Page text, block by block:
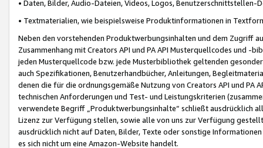
• Daten, Bilder, Audio-Dateien, Videos, Logos, Benutzerschnittstellen-
• Textmaterialien, wie beispielsweise Produktinformationen in
Neben den vorstehenden Produktwerbungsinhalten und dem Zugriff
Zusammenhang mit Creators API und PA API Musterquellcodes und
jeden Musterquellcode bzw. jede Musterbibliothek geltenden
auch Spezifikationen, Benutzerhandbücher, Anleitungen,
denen die für die ordnungsgemäße Nutzung von Creators API und PA
technischen Anforderungen und Test- und Leistungskriterien
verwendete Begriff „Produktwerbungsinhalte“ schließt ausdrücklich
Lizenz zur Verfügung stellen, sowie alle von uns zur Verfügung
ausdrücklich nicht auf Daten, Bilder, Texte oder sonstige
es sich nicht um eine Amazon-Website handelt.